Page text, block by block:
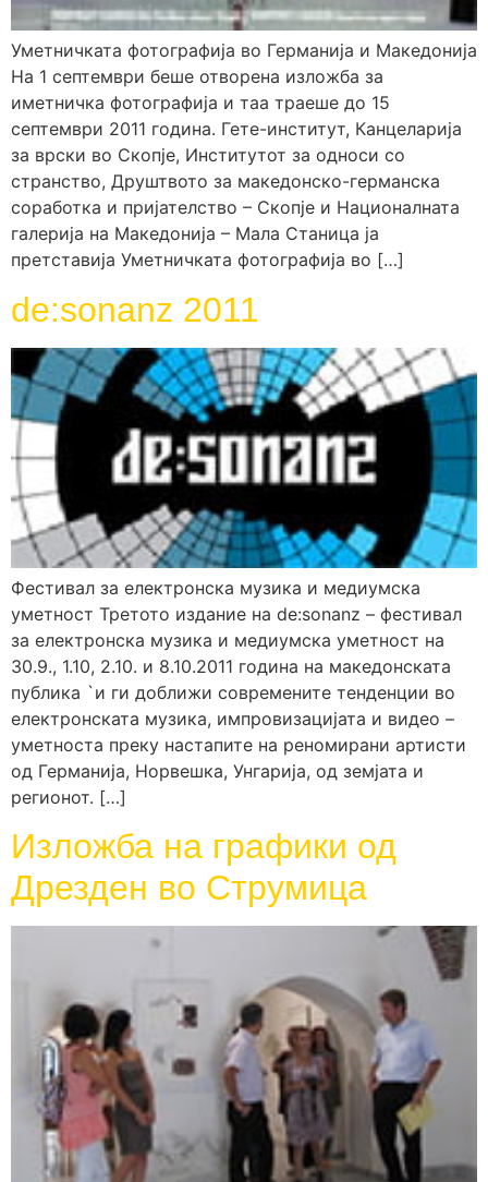
Уметничката фотографија во Германија и Македонија
На 1 септември беше отворена изложба за
иметничка фотографија и таа траеше до 15
септември 2011 година. Гете-институт, Канцеларија
за врски во Скопје, Институтот за односи со
странство, Друштвото за македонско-германска
соработка и пријателство – Скопје и Националната
галерија на Македонија – Мала Станица ја
претставија Уметничката фотографија во […]
de:sonanz 2011
Фестивал за електронска музика и медиумска
уметност Третото издание на de:sonanz – фестивал
за електронска музика и медиумска уметност на
30.9., 1.10, 2.10. и 8.10.2011 година на македонската
публика `и ги доближи современите тенденции во
електронската музика, импровизацијата и видео –
уметноста преку настапите на реномирани артисти
од Германија, Норвешка, Унгарија, од земјата и
регионот. […]
Изложба на графики од
Дрезден во Струмица